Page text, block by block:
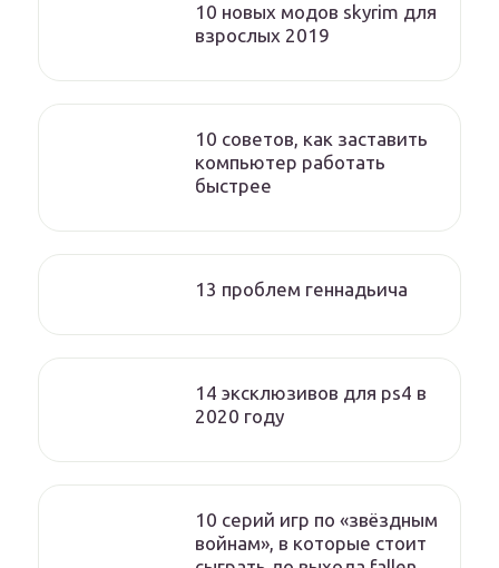
10 новых модов skyrim для
взрослых 2019
10 советов, как заставить
компьютер работать
быстрее
13 проблем геннадьича
14 эксклюзивов для ps4 в
2020 году
10 серий игр по «звёздным
войнам», в которые стоит